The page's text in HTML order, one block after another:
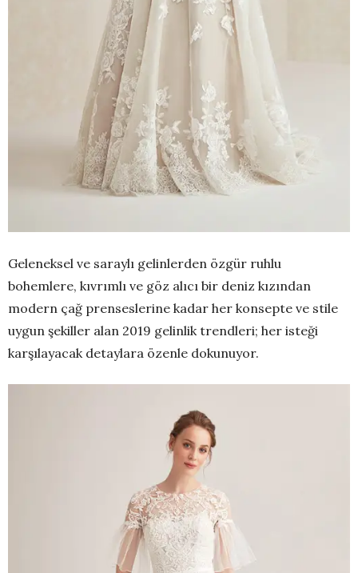
Geleneksel ve saraylı gelinlerden özgür ruhlu
bohemlere, kıvrımlı ve göz alıcı bir deniz kızından
modern çağ prenseslerine kadar her konsepte ve stile
uygun şekiller alan 2019 gelinlik trendleri; her isteği
karşılayacak detaylara özenle dokunuyor.